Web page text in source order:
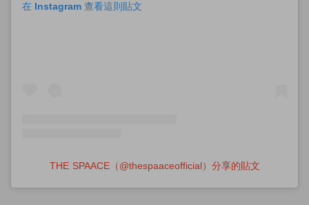
在 Instagram 查看這則貼文
THE SPAACE（@thespaaceofficial）分享的貼文